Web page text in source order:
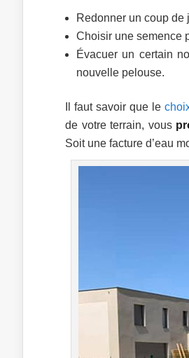
Redonner un coup de
Choisir une semence
Évacuer un certain
nouvelle pelouse.
Il faut savoir que le
de votre terrain, vous
Soit une facture d’eau